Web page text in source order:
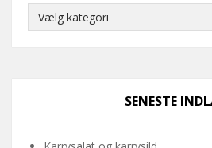
Kategorier
SENESTE